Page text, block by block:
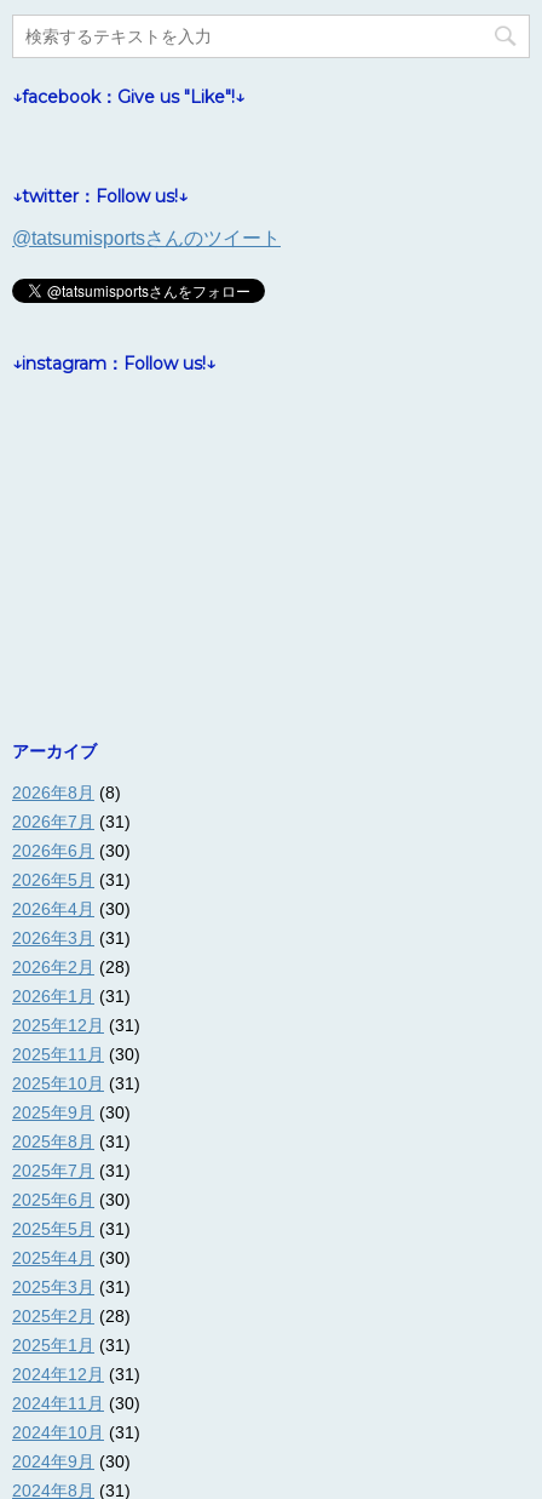
↓facebook：Give us "Like"!↓
↓twitter：Follow us!↓
@tatsumisportsさんのツイート
↓instagram：Follow us!↓
アーカイブ
2026年8月 (8)
2026年7月 (31)
2026年6月 (30)
2026年5月 (31)
2026年4月 (30)
2026年3月 (31)
2026年2月 (28)
2026年1月 (31)
2025年12月 (31)
2025年11月 (30)
2025年10月 (31)
2025年9月 (30)
2025年8月 (31)
2025年7月 (31)
2025年6月 (30)
2025年5月 (31)
2025年4月 (30)
2025年3月 (31)
2025年2月 (28)
2025年1月 (31)
2024年12月 (31)
2024年11月 (30)
2024年10月 (31)
2024年9月 (30)
2024年8月 (31)